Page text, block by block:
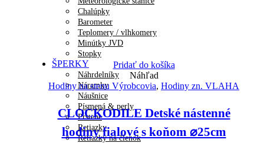
Chalúpky
Barometer
Teplomery / vlhkomery
Minútky JVD
Stopky
ŠPERKY
Náhrdelníky
Náramky
Náušnice
Písmená & perly
Prstene
Retiazky
Retiazky na členok
Pridať do košíka
Náhľad
Hodiny na stenu Výrobcovia, Hodiny zn. VLAHA
CLOCKODILE Detské nástenné
hodiny fialové s koňom ⌀25cm